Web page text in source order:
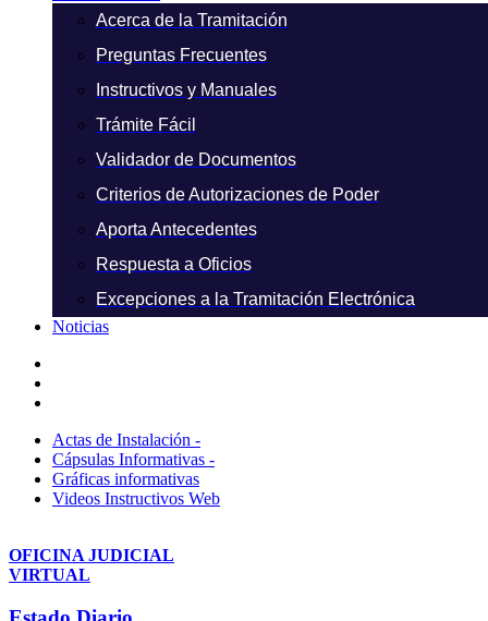
Acerca de la Tramitación
Preguntas Frecuentes
Instructivos y Manuales
Trámite Fácil
Validador de Documentos
Criterios de Autorizaciones de Poder
Aporta Antecedentes
Respuesta a Oficios
Excepciones a la Tramitación Electrónica
Noticias
Actas de Instalación -
Cápsulas Informativas -
Gráficas informativas
Videos Instructivos Web
OFICINA JUDICIAL
VIRTUAL